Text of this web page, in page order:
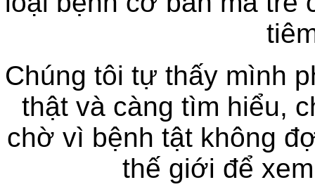
Chúng tôi tự thấy mình
thật và càng tìm hiểu,
chờ vì bệnh tật không
thế giới để